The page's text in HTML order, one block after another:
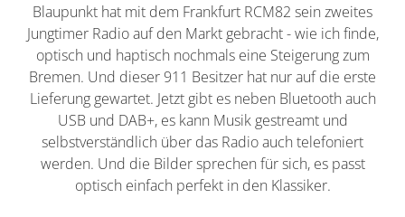
Blaupunkt hat mit dem Frankfurt RCM82 sein zweites
Jungtimer Radio auf den Markt gebracht - wie ich finde,
optisch und haptisch nochmals eine Steigerung zum
Bremen. Und dieser 911 Besitzer hat nur auf die erste
Lieferung gewartet. Jetzt gibt es neben Bluetooth auch
USB und DAB+, es kann Musik gestreamt und
selbstverständlich über das Radio auch telefoniert
werden. Und die Bilder sprechen für sich, es passt
optisch einfach perfekt in den Klassiker.